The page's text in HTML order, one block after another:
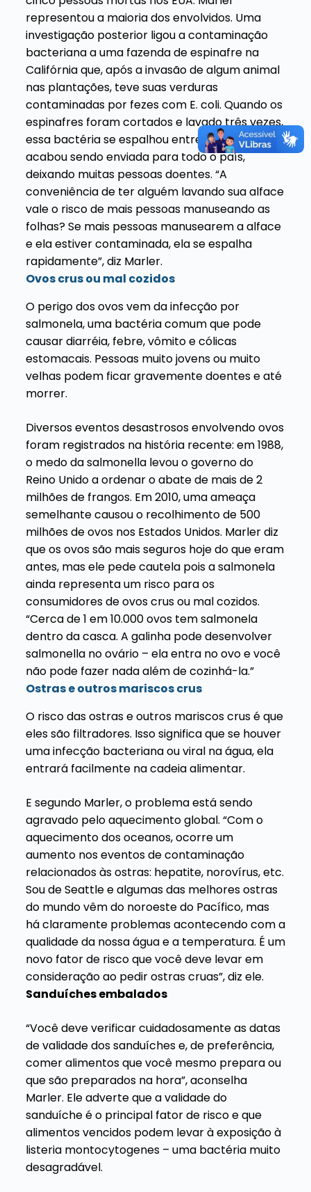
representou a maioria dos envolvidos. Uma
investigação posterior ligou a contaminação
bacteriana a uma fazenda de espinafre na
Califórnia que, após a invasão de algum animal
nas plantações, teve suas verduras
contaminadas por fezes com E. coli. Quando os
espinafres foram cortados e lavado três vezes,
essa bactéria se espalhou entre os produtos e
acabou sendo enviada para todo o país,
deixando muitas pessoas doentes. “A
conveniência de ter alguém lavando sua alface
vale o risco de mais pessoas manuseando as
folhas? Se mais pessoas manusearem a alface
e ela estiver contaminada, ela se espalha
rapidamente”, diz Marler.
Ovos crus ou mal cozidos
O perigo dos ovos vem da infecção por
salmonela, uma bactéria comum que pode
causar diarréia, febre, vômito e cólicas
estomacais. Pessoas muito jovens ou muito
velhas podem ficar gravemente doentes e até
morrer.
Diversos eventos desastrosos envolvendo ovos
foram registrados na história recente: em 1988,
o medo da salmonella levou o governo do
Reino Unido a ordenar o abate de mais de 2
milhões de frangos. Em 2010, uma ameaça
semelhante causou o recolhimento de 500
milhões de ovos nos Estados Unidos. Marler diz
que os ovos são mais seguros hoje do que eram
antes, mas ele pede cautela pois a salmonela
ainda representa um risco para os
consumidores de ovos crus ou mal cozidos.
“Cerca de 1 em 10.000 ovos tem salmonela
dentro da casca. A galinha pode desenvolver
salmonella no ovário – ela entra no ovo e você
não pode fazer nada além de cozinhá-la.”
Ostras e outros mariscos crus
O risco das ostras e outros mariscos crus é que
eles são filtradores. Isso significa que se houver
uma infecção bacteriana ou viral na água, ela
entrará facilmente na cadeia alimentar.
E segundo Marler, o problema está sendo
agravado pelo aquecimento global. “Com o
aquecimento dos oceanos, ocorre um
aumento nos eventos de contaminação
relacionados às ostras: hepatite, norovírus, etc.
Sou de Seattle e algumas das melhores ostras
do mundo vêm do noroeste do Pacífico, mas
há claramente problemas acontecendo com a
qualidade da nossa água e a temperatura. É um
novo fator de risco que você deve levar em
consideração ao pedir ostras cruas”, diz ele.
Sanduíches embalados
“Você deve verificar cuidadosamente as datas
de validade dos sanduíches e, de preferência,
comer alimentos que você mesmo prepara ou
que são preparados na hora”, aconselha
Marler. Ele adverte que a validade do
sanduíche é o principal fator de risco e que
alimentos vencidos podem levar à exposição à
listeria montocytogenes – uma bactéria muito
desagradável.